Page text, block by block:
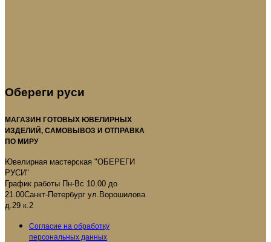
Обереги руси
МАГАЗИН ГОТОВЫХ ЮВЕЛИРНЫХ
ИЗДЕЛИЙ, САМОВЫВОЗ И ОТПРАВКА
ПО МИРУ
Ювелирная мастерская "ОБЕРЕГИ
РУСИ"
График работы Пн-Вс 10.00 до
21.00Санкт-Петербург ул.Ворошилова
д.29 к.2
Согласие на обработку
персональных данных